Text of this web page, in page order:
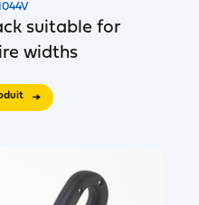
suitable for
widths